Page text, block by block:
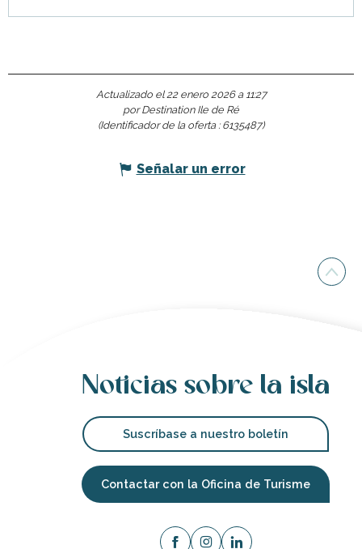
Actualizado el 22 enero 2026 a 11:27
por Destination Ile de Ré
(Identificador de la oferta : 6135487)
Señalar un error
Noticias sobre la isla
Suscríbase a nuestro boletín
Contactar con la Oficina de Turisme